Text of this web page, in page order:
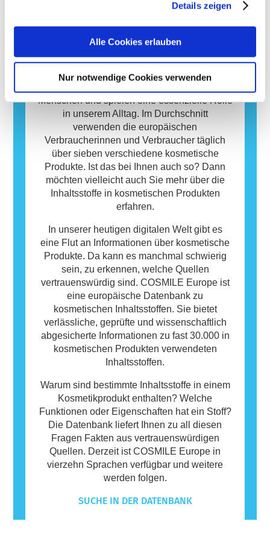
Details zeigen
Alle Cookies erlauben
Nur notwendige Cookies verwenden
potenziellen Risiken ab, einschließlich
Stoffe reagiert, die für die meisten Menschen
bezeichnet. Kosmetika und
Körperpflegeprodukte können Inhaltsstoffe
enthalten, die bei manchen Menschen eine
Allergie auslösen können. Das bedeutet
jedoch nicht, dass das Produkt für andere
Personen nicht sicher ist.
Datenbank
Menschen und spielen eine essenzielle Rolle
in unserem Alltag. Im Durchschnitt
verwenden die europäischen
Verbraucherinnen und Verbraucher täglich
über sieben verschiedene kosmetische
Produkte. Ist das bei Ihnen auch so? Dann
möchten vielleicht auch Sie mehr über die
Inhaltsstoffe in kosmetischen Produkten
erfahren.
In unserer heutigen digitalen Welt gibt es
eine Flut an Informationen über kosmetische
Produkte. Da kann es manchmal schwierig
sein, zu erkennen, welche Quellen
vertrauenswürdig sind. COSMILE Europe ist
eine europäische Datenbank zu
kosmetischen Inhaltsstoffen. Sie bietet
verlässliche, geprüfte und wissenschaftlich
abgesicherte Informationen zu fast 30.000 in
kosmetischen Produkten verwendeten
Inhaltsstoffen.
Warum sind bestimmte Inhaltsstoffe in einem
Kosmetikprodukt enthalten? Welche
Funktionen oder Eigenschaften hat ein Stoff?
Die Datenbank liefert Ihnen zu all diesen
Fragen Fakten aus vertrauenswürdigen
Quellen. Derzeit ist COSMILE Europe in
vierzehn Sprachen verfügbar und weitere
werden folgen.
SUCHE IN DER DATENBANK